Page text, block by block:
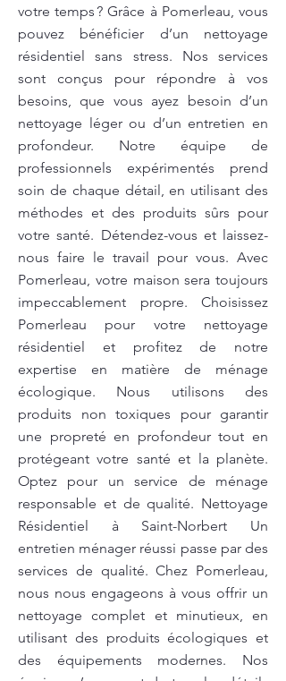
votre temps ? Grâce à Pomerleau, vous
pouvez bénéficier d’un nettoyage
résidentiel sans stress. Nos services
sont conçus pour répondre à vos
besoins, que vous ayez besoin d’un
nettoyage léger ou d’un entretien en
profondeur. Notre équipe de
professionnels expérimentés prend
soin de chaque détail, en utilisant des
méthodes et des produits sûrs pour
votre santé. Détendez-vous et laissez-
nous faire le travail pour vous. Avec
Pomerleau, votre maison sera toujours
impeccablement propre. Choisissez
Pomerleau pour votre nettoyage
résidentiel et profitez de notre
expertise en matière de ménage
écologique. Nous utilisons des
produits non toxiques pour garantir
une propreté en profondeur tout en
protégeant votre santé et la planète.
Optez pour un service de ménage
responsable et de qualité. Nettoyage
Résidentiel à Saint-Norbert Un
entretien ménager réussi passe par des
services de qualité. Chez Pomerleau,
nous nous engageons à vous offrir un
nettoyage complet et minutieux, en
utilisant des produits écologiques et
des équipements modernes. Nos